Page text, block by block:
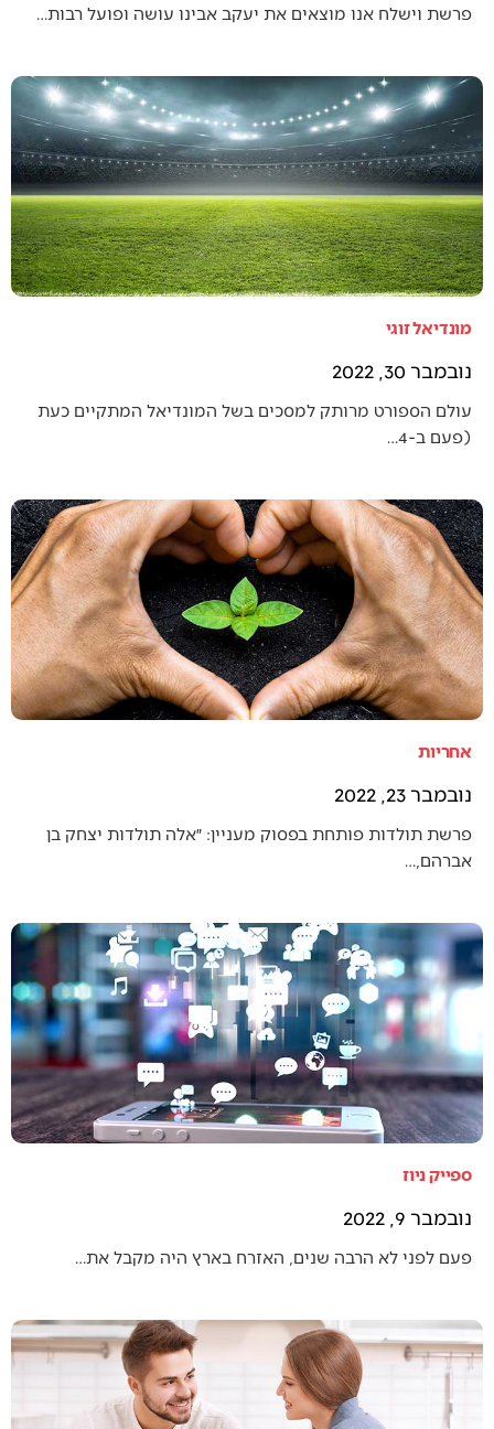
פרשת וישלח אנו מוצאים את יעקב אבינו עושה ופועל רבות…
מונדיאל זוגי
נובמבר 30, 2022
עולם הספורט מרותק למסכים בשל המונדיאל המתקיים כעת
(פעם ב-4…
אחריות
נובמבר 23, 2022
פרשת תולדות פותחת בפסוק מעניין: ״אלה תולדות יצחק בן
אברהם,…
ספייק ניוז
נובמבר 9, 2022
פעם לפני לא הרבה שנים, האזרח בארץ היה מקבל את…